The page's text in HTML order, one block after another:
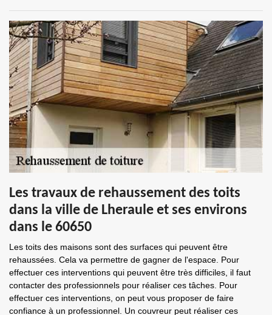
Les travaux de rehaussement des toits
dans la ville de Lheraule et ses environs
dans le 60650
Les toits des maisons sont des surfaces qui peuvent être
rehaussées. Cela va permettre de gagner de l'espace. Pour
effectuer ces interventions qui peuvent être très difficiles, il faut
contacter des professionnels pour réaliser ces tâches. Pour
effectuer ces interventions, on peut vous proposer de faire
confiance à un professionnel. Un couvreur peut réaliser ces